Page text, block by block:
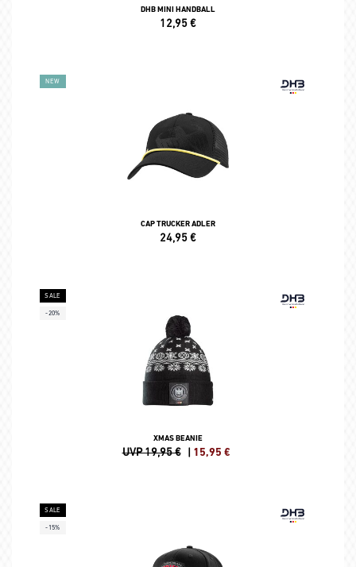
DHB MINI HANDBALL
12,95€
NEW
CAP TRUCKER ADLER
24,95€
SALE
-20%
XMAS BEANIE
UVP 19,95 € | 15,95 €
SALE
-15%